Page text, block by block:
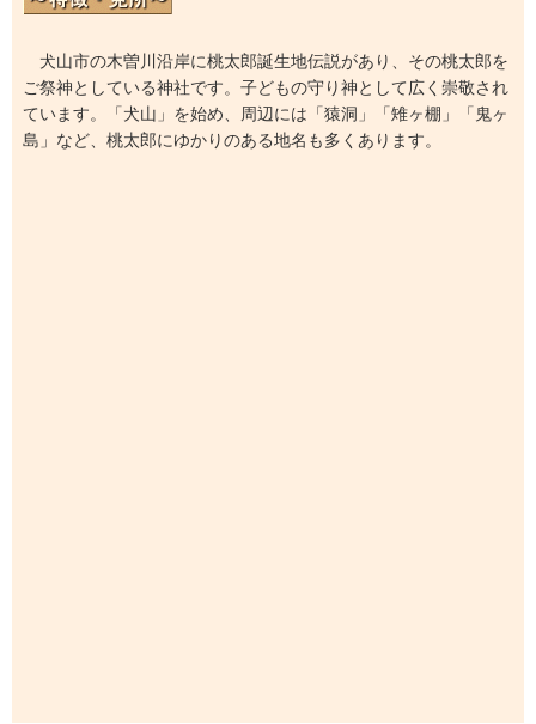
犬山市の木曽川沿岸に桃太郎誕生地伝説があり、その桃太郎を
ご祭神としている神社です。子どもの守り神として広く崇敬され
ています。「犬山」を始め、周辺には「猿洞」「雉ヶ棚」「鬼ヶ
島」など、桃太郎にゆかりのある地名も多くあります。